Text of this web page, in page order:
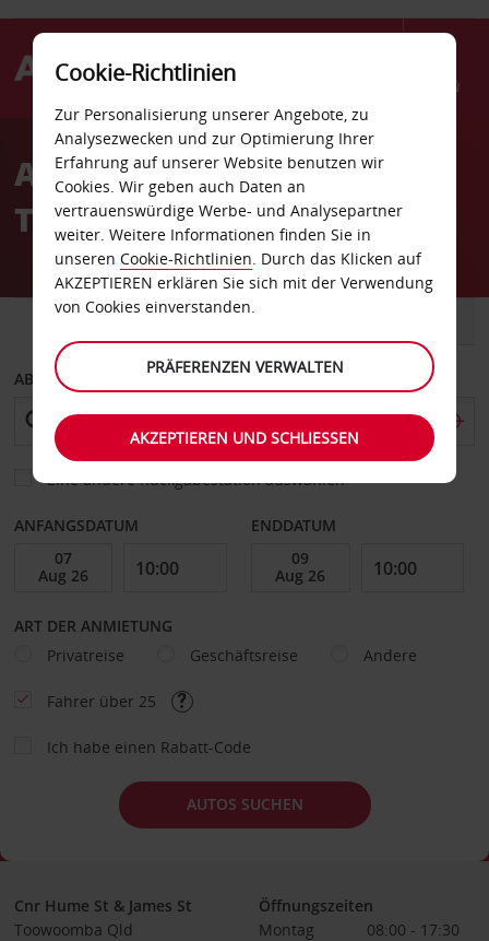
Menü
AvisAutovermietung
Toowoomba Innenstadt
ABHOLEN VON
Eine andere Rückgabestation auswählen
ANFANGSDATUM ENDDATUM
ART DER ANMIETUNG
Privatreise
Geschäftsreise Andere
Fahrer über 25
Ich habe einen Rabatt-Code
AUTOS SUCHEN
Cnr Hume St & James St
Toowoomba Qld
Öffnungszeiten
Montag
08:00 - 17:30
Cookie-Richtlinien
Zur Personalisierung unserer Angebote, zu
Analysezwecken und zur Optimierung Ihrer
Erfahrung auf unserer Website benutzen wir
Cookies. Wir geben auch Daten an
vertrauenswürdige Werbe- und Analysepartner
weiter. Weitere Informationen finden Sie in
unseren Cookie-Richtlinien. Durch das Klicken auf
AKZEPTIEREN erklären Sie sich mit der Verwendung
von Cookies einverstanden.
PRÄFERENZEN VERWALTEN
AKZEPTIEREN UND SCHLIESSEN